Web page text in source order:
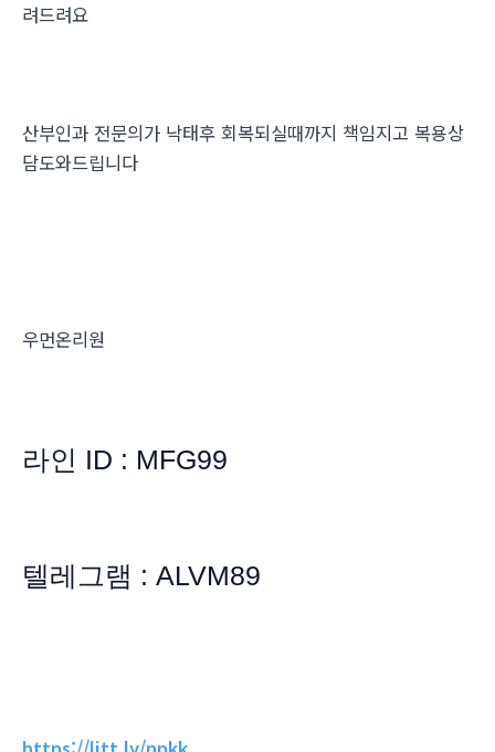
려드려요
산부인과 전문의가 낙태후 회복되실때까지 책임지고 복용상
담도와드립니다
우먼온리원
라인 ID : MFG99
텔레그램 : ALVM89